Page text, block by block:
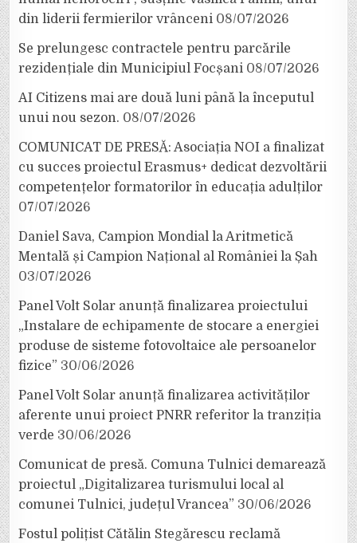
din liderii fermierilor vrânceni 08/07/2026
Se prelungesc contractele pentru parcările
rezidențiale din Municipiul Focșani 08/07/2026
AI Citizens mai are două luni până la începutul
unui nou sezon. 08/07/2026
COMUNICAT DE PRESĂ: Asociația NOI a finalizat
cu succes proiectul Erasmus+ dedicat dezvoltării
competențelor formatorilor în educația adulților
07/07/2026
Daniel Sava, Campion Mondial la Aritmetică
Mentală și Campion Național al României la Șah
03/07/2026
Panel Volt Solar anunță finalizarea proiectului
„Instalare de echipamente de stocare a energiei
produse de sisteme fotovoltaice ale persoanelor
fizice” 30/06/2026
Panel Volt Solar anunță finalizarea activităților
aferente unui proiect PNRR referitor la tranziția
verde 30/06/2026
Comunicat de presă. Comuna Tulnici demarează
proiectul „Digitalizarea turismului local al
comunei Tulnici, județul Vrancea” 30/06/2026
Fostul polițist Cătălin Stegărescu reclamă